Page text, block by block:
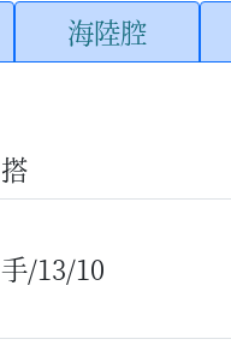
海陸腔
搭
手/13/10